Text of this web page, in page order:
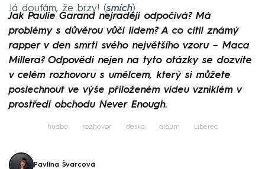
Já doufám, že brzy! (smích)
Jak Paulie Garand nejraději odpočívá? Má
problémy s důvěrou vůči lidem? A co cítil známý
rapper v den smrti svého největšího vzoru – Maca
Millera? Odpovědi nejen na tyto otázky se dozvíte
v celém rozhovoru s umělcem, který si můžete
poslechnout ve výše přiloženém videu vzniklém v
prostředí obchodu Never Enough.
hudba rozhovor deska album Liberec
Pavlína Švarcová